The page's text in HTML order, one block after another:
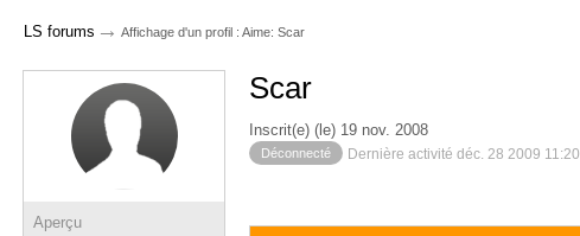
LS forums → Affichage d'un profil : Aime: Scar
Aperçu
Scar
Inscrit(e) (le) 19 nov. 2008
Déconnecté Dernière activité déc. 28 2009 11:20